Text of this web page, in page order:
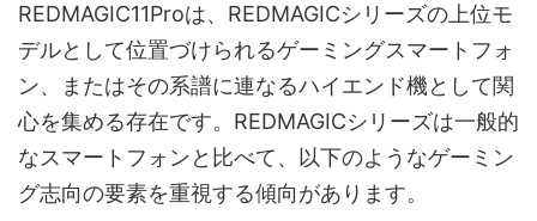
REDMAGIC11Proは、REDMAGICシリーズの上位モ
デルとして位置づけられるゲーミングスマートフォ
ン、またはその系譜に連なるハイエンド機として関
心を集める存在です。REDMAGICシリーズは一般的
なスマートフォンと比べて、以下のようなゲーミン
グ志向の要素を重視する傾向があります。